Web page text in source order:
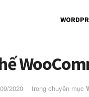
2020 trong chuyên mục